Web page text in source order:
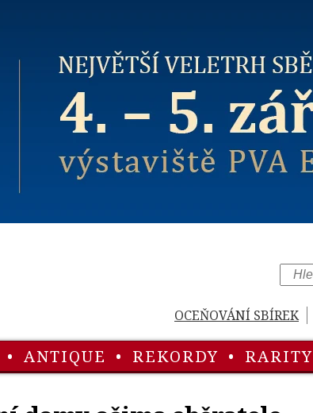
OCEŇOVÁNÍ SBÍREK
• ANTIQUE • REKORDY • RARITY